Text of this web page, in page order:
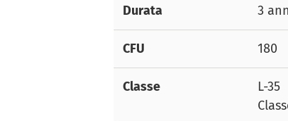
Durata 3
CFU 180
Classe
L-35